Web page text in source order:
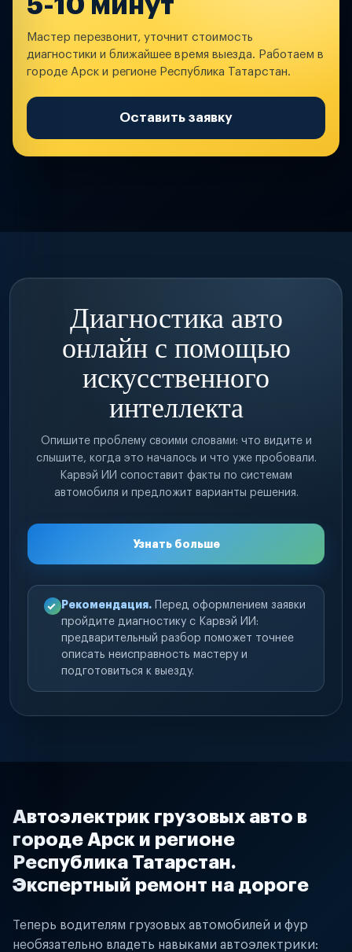
5-10 минут
Мастер перезвонит, уточнит стоимость
диагностики и ближайшее время выезда. Работаем в
городе Арск и регионе Республика Татарстан.
Оставить заявку
Диагностика авто
онлайн с помощью
искусственного
интеллекта
Опишите проблему своими словами: что видите и
слышите, когда это началось и что уже пробовали.
Карвэй ИИ сопоставит факты по системам
автомобиля и предложит варианты решения.
Узнать больше
Рекомендация. Перед оформлением заявки
пройдите диагностику с Карвэй ИИ:
предварительный разбор поможет точнее
описать неисправность мастеру и
подготовиться к выезду.
Автоэлектрик грузовых авто в
городе Арск и регионе
Республика Татарстан.
Экспертный ремонт на дороге
Теперь водителям грузовых автомобилей и фур
необязательно владеть навыками автоэлектрики: